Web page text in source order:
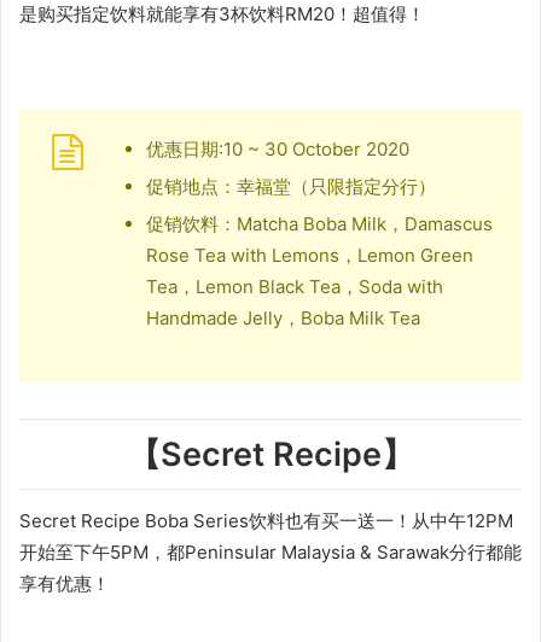
是购买指定饮料就能享有3杯饮料RM20！超值得！
优惠日期:10 ~ 30 October 2020
促销地点：幸福堂（只限指定分行）
促销饮料：Matcha Boba Milk，Damascus
Rose Tea with Lemons，Lemon Green
Tea，Lemon Black Tea，Soda with
Handmade Jelly，Boba Milk Tea
【Secret Recipe】
Secret Recipe Boba Series饮料也有买一送一！从中午12PM
开始至下午5PM，都Peninsular Malaysia & Sarawak分行都能
享有优惠！